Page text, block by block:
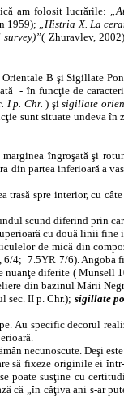
am folosit lucrările:
1959); „Histria X. La
( Zhuravlev,
Orientale B şi Sigillate
- în funcţie de
I p. Chr. ) şisigillate
sunt situate undeva în
îngroşată şi
din partea inferioară a
trasă spre interior, cu
scund diferind prin
cu două linii fine
de mică din
6/4; 7.5YR 7/6). Angoba
nuanţe diferite ( Munsell
din bazinul Mării
sec. II p. Chr.); sigillate
Au specific decorul
necunoscute. Deşi
să fixeze originile ei
poate susţine cu
că „în câţiva ani s-ar